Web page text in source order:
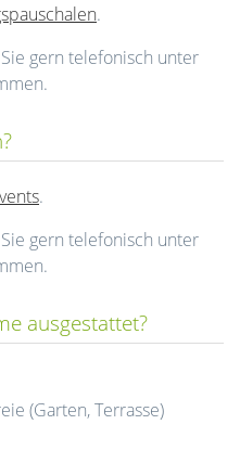
.
gern telefonisch unter
.
gern telefonisch unter
ausgestattet?
(Garten, Terrasse)